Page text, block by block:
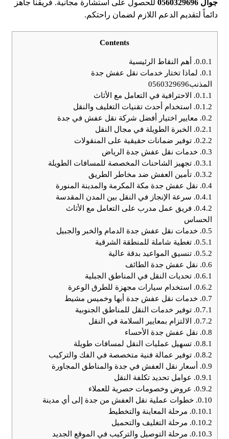
جوال 0560329696
للحصول على استشارة مجانية. فريقنا جاهز
دائماً لتقديم الدعم اللازم لضمان راحتكم.
Contents
0.0.1. أهم النقاط الرئيسية
0.1. لماذا تختار خدمات نقل عفش جدة
المذنب0560329696
0.1.1. الاحترافية في التعامل مع الأثاث
0.1.2. استخدام أحدث تقنيات التغليف والنقل
0.2. معايير اختيار أفضل شركة نقل عفش في جدة
0.2.1. الخبرة الطويلة في مجال النقل
0.2.2. توفير ضمانات حقيقية على المنقولات
0.3. خدمات نقل عفش جدة الرياض
0.3.1. تجهيز الشاحنات المخصصة للمسافات الطويلة
0.3.2. تأمين العفش ضد مخاطر الطريق
0.4. نقل عفش جدة مكة المكرمة والمدينة المنورة
0.4.1. سرعة الإنجاز في النقل بين المدن المقدسة
0.4.2. فريق عمل مدرب على التعامل مع الأثاث
الحساس
0.5. خدمات نقل عفش جدة الدمام والخبر والجبيل
0.5.1. تغطية شاملة للمنطقة الشرقية
0.5.2. تنسيق المواعيد بدقة عالية
0.6. نقل عفش جدة الطائف
0.6.1. تحديات النقل في المناطق الجبلية
0.6.2. استخدام سيارات مجهزة للطرق الوعرة
0.7. خدمات نقل عفش جدة أبها وخميس مشيط
0.7.1. توفير خدمات النقل للمناطق الجنوبية
0.7.2. الالتزام بمعايير السلامة في النقل
0.8. نقل عفش جدة الأحساء
0.8.1. تسهيل عمليات النقل لمسافات طويلة
0.8.2. توفير عمالة فنية متخصصة في الفك والتركيب
0.9. أسعار نقل العفش في جدة والمناطق المجاورة
0.9.1. عوامل تحديد تكلفة النقل
0.9.2. عروض وخصومات حصرية للعملاء
0.10. خطوات عملية نقل العفش من جدة إلى أي مدينة
0.10.1. مرحلة المعاينة والتخطيط
0.10.2. مرحلة التغليف والتحميل
0.10.3. مرحلة التوصيل والتركيب في الموقع الجديد